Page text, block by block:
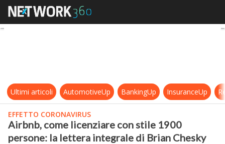
Airbnb, come licenziare con stile
Ultimi articoli AutomotiveUp BankingUp InsuranceUp
EFFETTO CORONAVIRUS
Airbnb, come licenziare con stile 1900
persone: la lettera integrale di Brian Chesky